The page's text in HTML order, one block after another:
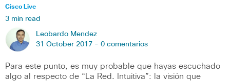
Cisco Live
3 min read
Leobardo Mendez
31 October 2017 - 0 comentarios
Para este punto, es muy probable que hayas escuchado
algo al respecto de “La Red. Intuitiva”: la visión que